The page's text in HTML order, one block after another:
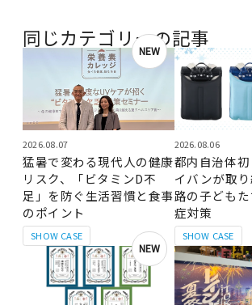
同じカテゴリーの記事
NEW
SHOW CASE
2026.08.07
猛暑で変わる現代人の健康
リスク、「ビタミンD不
足」を防ぐ生活習慣と食事
のポイント
SHOW CASE
2026.08.06
都内自治体
イバンが取
路の子ども
症対策
NEW